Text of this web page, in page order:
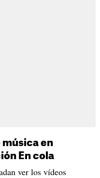
música en
En cola
ver los vídeos